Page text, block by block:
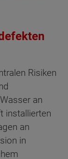
Risiken
an
installierten
an
in